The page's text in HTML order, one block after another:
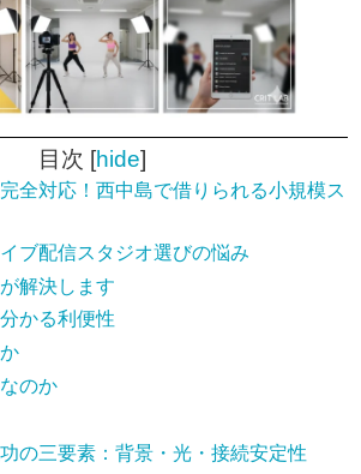
目次 [hide]
全対応！西中島で借りられる小規模ス
ブ配信スタジオ選びの悩み
解決します
かる利便性
のか
の三要素：背景・光・接続安定性